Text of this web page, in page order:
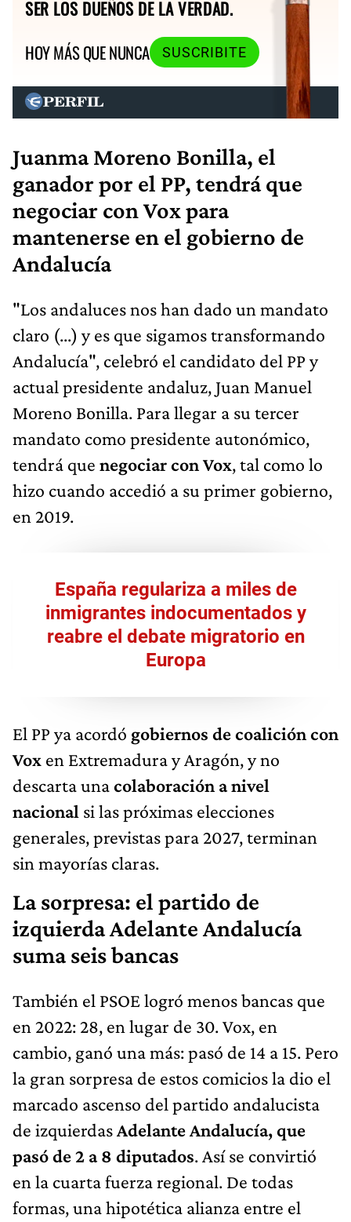
SER LOS DUEÑOS DE LA VERDAD.
HOY MÁS QUE NUNCA
SUSCRIBITE
Juanma Moreno Bonilla, el
ganador por el PP, tendrá que
negociar con Vox para
mantenerse en el gobierno de
Andalucía
"Los andaluces nos han dado un mandato
claro (...) y es que sigamos transformando
Andalucía", celebró el candidato del PP y
actual presidente andaluz, Juan Manuel
Moreno Bonilla. Para llegar a su tercer
mandato como presidente autonómico,
tendrá que negociar con Vox, tal como lo
hizo cuando accedió a su primer gobierno,
en 2019.
España regulariza a miles de
inmigrantes indocumentados y
reabre el debate migratorio en
Europa
El PP ya acordó gobiernos de coalición con
Vox en Extremadura y Aragón, y no
descarta unacolaboración a nivel
nacional si las próximas elecciones
generales, previstas para 2027, terminan
sin mayorías claras.
La sorpresa: el partido de
izquierda Adelante Andalucía
suma seis bancas
También el PSOE logró menos bancas que
en 2022: 28, en lugar de 30. Vox, en
cambio, ganó una más: pasó de 14 a 15. Pero
la gran sorpresa de estos comicios la dio el
marcado ascenso del partido andalucista
de izquierdasAdelante Andalucía, que
pasó de 2 a 8 diputados. Así se convirtió
en la cuarta fuerza regional. De todas
formas, una hipotética alianza entre el